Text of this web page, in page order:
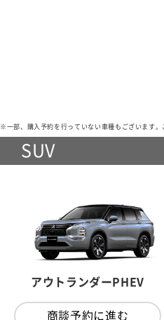
※一部、購入予約を行っていない車種もございます。
SUV
アウトランダーPHEV
商談予約に進む